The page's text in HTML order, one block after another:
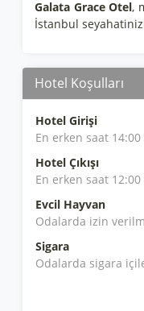
Galata Grace Otel,
İstanbul
Hotel Koşulları
Hotel Girişi
En erken saat 14:00
Hotel Çıkışı
En erken saat
Evcil Hayvan
Odalarda izin
Sigara
Odalarda sigara